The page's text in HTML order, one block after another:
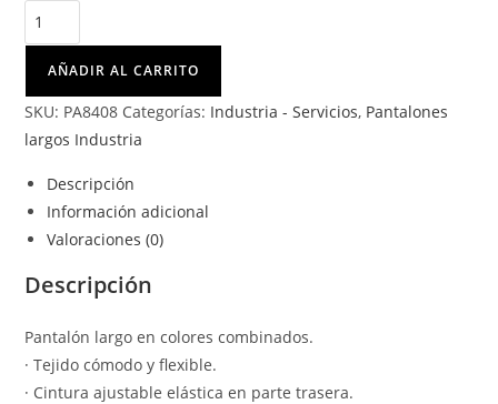
TROOPER
cantidad
AÑADIR AL CARRITO
SKU: PA8408 Categorías: Industria - Servicios, Pantalones
largos Industria
Descripción
Información adicional
Valoraciones (0)
Descripción
Pantalón largo en colores combinados.
· Tejido cómodo y flexible.
· Cintura ajustable elástica en parte trasera.